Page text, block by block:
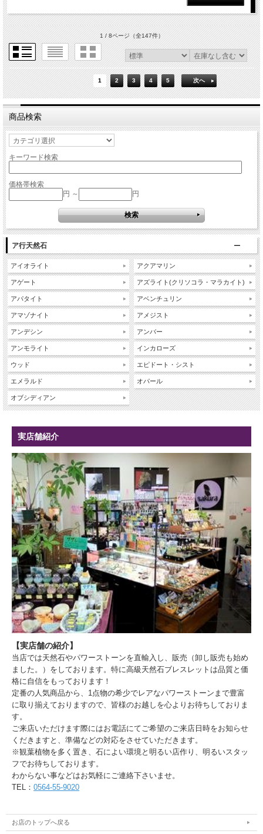
1 / 8ページ（全147件）
1 2 3 4 5 次へ
商品検索
キーワード検索
価格帯検索
円 ～
円
ア行天然石
アイオライト
アゲート
アパタイト
アマゾナイト
アンデシン
アンモライト
ウッド
エメラルド
オブシディアン
アクアマリン
アズライト(クリソコラ・マラカイト)
アベンチュリン
アメジスト
アンバー
インカローズ
エピドート・シスト
オパール
実店舗紹介
【実店舗の紹介】
当店では天然石やパワーストーンを直輸入し、販売（卸し販売も始め
ました。）をしております。特に高級天然石ブレスレットは品質と価
格に自信をもっております！
定番の人気商品から、1点物の希少でレアなパワーストーンまで豊富
に取り揃えておりますので、皆様のお越しを心よりお待ちしておりま
す。
ご来店いただけます際にはお電話にてご希望のご来店日時をお知らせ
くだきますと、準備などの対応をさせていただきます。
※観葉植物を多く置き、石によい環境と明るい店作り、明るいスタッ
フでお待ちしております。
わからない事などはお気軽にご連絡下さいませ。
TEL： 0564-55-9020
お店のトップへ戻る